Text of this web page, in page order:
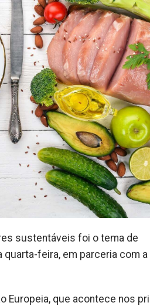
sustentáveis foi o tema de
quarta-feira, em parceria com a
Europeia, que acontece nos